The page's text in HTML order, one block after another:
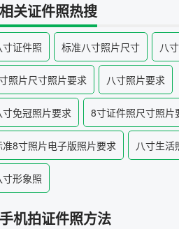
片采集系统
证照片采集系统
集系统
系统
采集一体化平台
相关证件照热搜
寸证件照 标准八寸照片尺寸 八
照片尺寸照片要求 八寸照片要求
寸免冠照片要求 8寸证件照尺寸照片
准8寸照片电子版照片要求 八寸生活
寸形象照
手机拍证件照方法